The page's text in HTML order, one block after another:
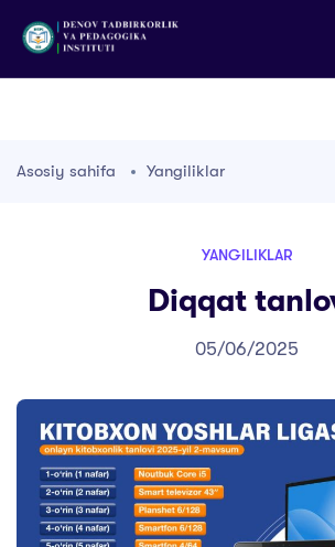
TG TR
Asosiy sahifa Yangiliklar
YANGILIKLAR
Diqqat
05/06/2025